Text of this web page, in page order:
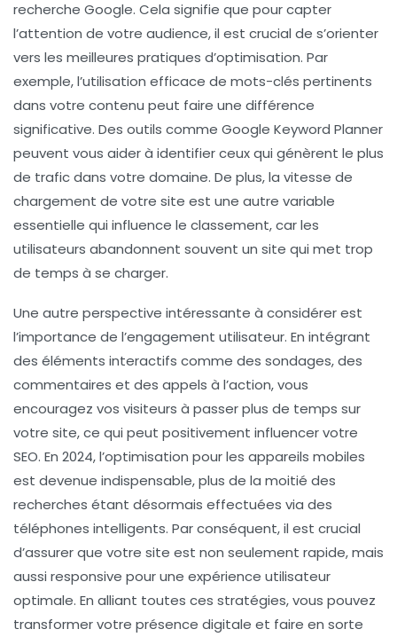
recherche Google. Cela signifie que pour capter
l’attention de votre audience, il est crucial de s’orienter
vers les meilleures pratiques d’optimisation. Par
exemple, l’utilisation efficace de mots-clés pertinents
dans votre contenu peut faire une différence
significative. Des outils comme Google Keyword Planner
peuvent vous aider à identifier ceux qui génèrent le plus
de trafic dans votre domaine. De plus, la vitesse de
chargement de votre site est une autre variable
essentielle qui influence le classement, car les
utilisateurs abandonnent souvent un site qui met trop
de temps à se charger.
Une autre perspective intéressante à considérer est
l’importance de l’engagement utilisateur. En intégrant
des éléments interactifs comme des sondages, des
commentaires et des appels à l’action, vous
encouragez vos visiteurs à passer plus de temps sur
votre site, ce qui peut positivement influencer votre
SEO. En 2024, l’optimisation pour les appareils mobiles
est devenue indispensable, plus de la moitié des
recherches étant désormais effectuées via des
téléphones intelligents. Par conséquent, il est crucial
d’assurer que votre site est non seulement rapide, mais
aussi responsive pour une expérience utilisateur
optimale. En alliant toutes ces stratégies, vous pouvez
transformer votre présence digitale et faire en sorte